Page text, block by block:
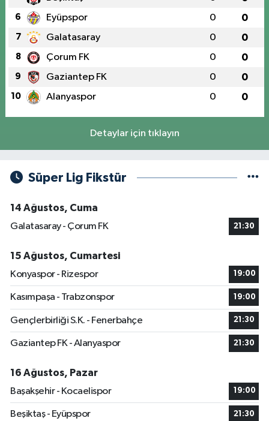
6 Eyüpspor 0 0
7 Galatasaray 0 0
8 Çorum FK 0 0
9 Gaziantep FK 0 0
10 Alanyaspor 0 0
Detaylar için tıklayın
Süper Lig Fikstür
14 Ağustos, Cuma
Galatasaray - Çorum FK
21:30
15 Ağustos, Cumartesi
Konyaspor - Rizespor
19:00
Kasımpaşa - Trabzonspor 19:00
Gençlerbirliği S.K. - Fenerbahçe 21:30
Gaziantep FK - Alanyaspor 21:30
16 Ağustos, Pazar
Başakşehir - Kocaelispor
19:00
Beşiktaş - Eyüpspor 21:30